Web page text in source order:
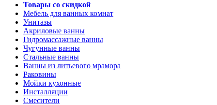
Товары со скидкой
Мебель для ванных комнат
Унитазы
Акриловые ванны
Гидромассажные ванны
Чугунные ванны
Стальные ванны
Ванны из литьевого мрамора
Раковины
Мойки кухонные
Инсталляции
Смесители